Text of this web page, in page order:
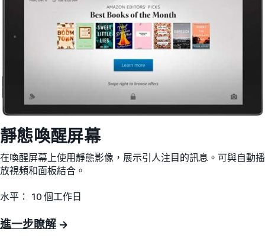
靜態喚醒屏幕
在喚醒屏幕上使用靜態影像，展示引人注目的訊息。可與自動播
放視頻和面板結合。
水平： 10 個工作日
進一步瞭解